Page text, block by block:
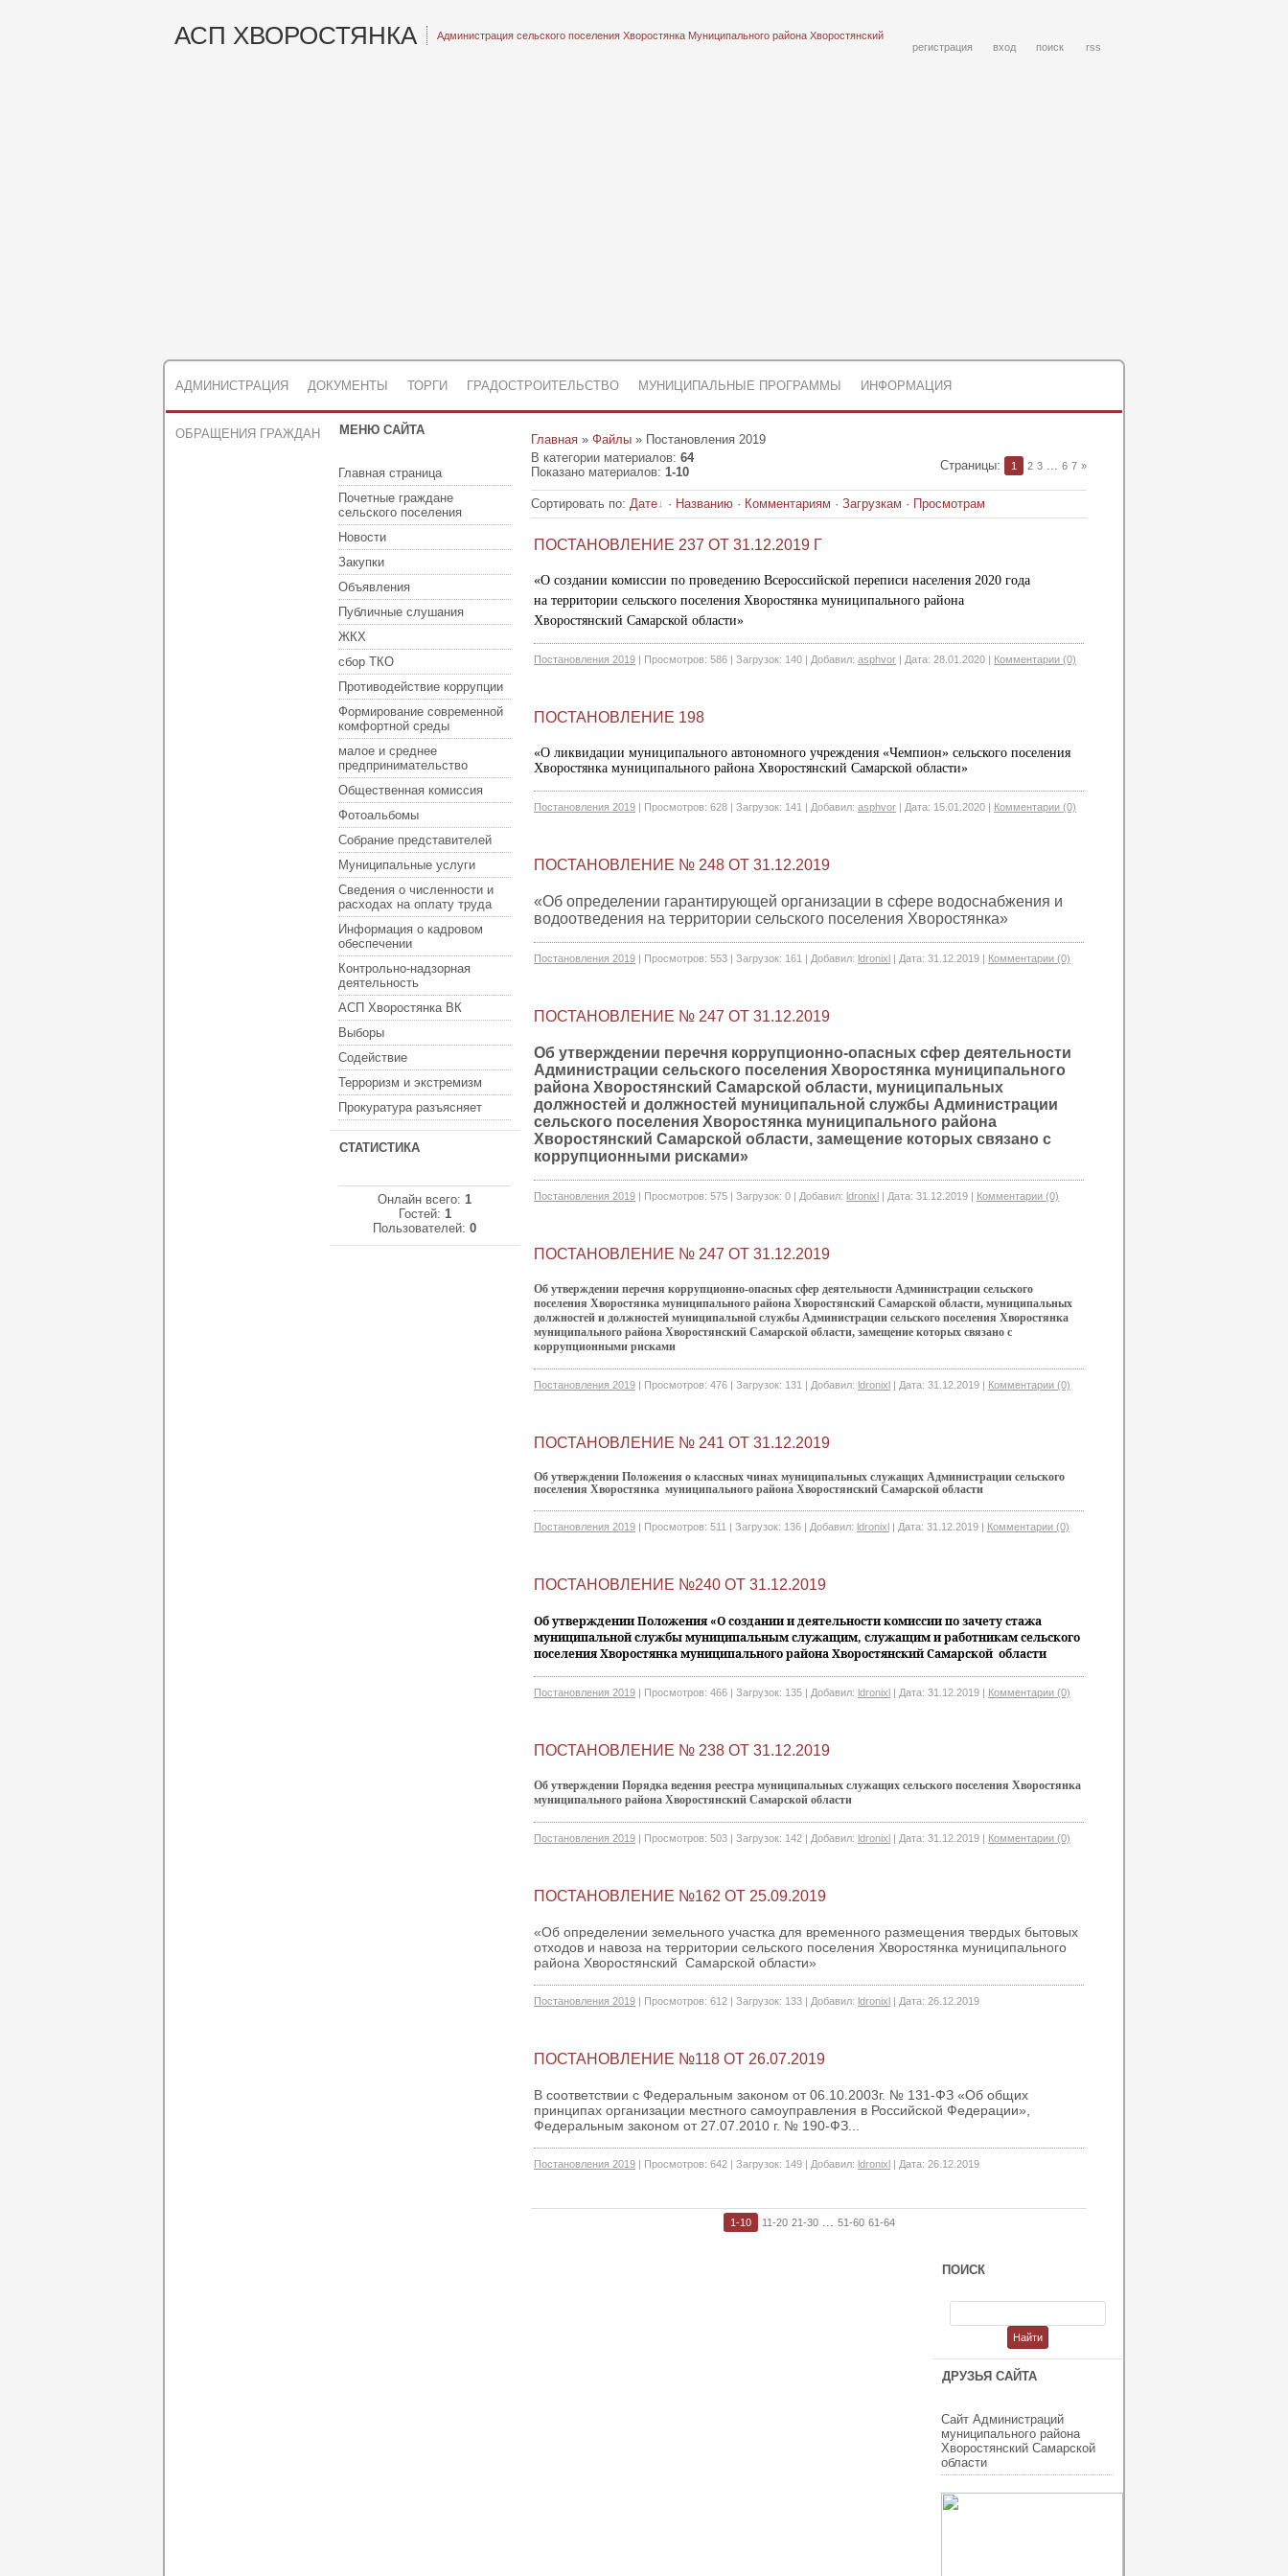
АСП ХВОРОСТЯНКА
Администрация сельского поселения Хворостянка Муниципального района Хворостянский
регистрация
вход поиск rss
АДМИНИСТРАЦИЯ ДОКУМЕНТЫ ТОРГИ ГРАДОСТРОИТЕЛЬСТВО МУНИЦИПАЛЬНЫЕ ПРОГРАММЫ ИНФОРМАЦИЯ
ОБРАЩЕНИЯ ГРАЖДАН МЕНЮ САЙТА
Главная страница
Почетные граждане
сельского поселения
Новости
Закупки
Объявления
Публичные слушания
ЖКХ
сбор ТКО
Противодействие коррупции
Формирование современной
комфортной среды
малое и среднее
предпринимательство
Общественная комиссия
Фотоальбомы
Собрание представителей
Муниципальные услуги
Сведения о численности и
расходах на оплату труда
Информация о кадровом
обеспечении
Контрольно-надзорная
деятельность
АСП Хворостянка ВК
Выборы
Содействие
Терроризм и экстремизм
Прокуратура разъясняет
СТАТИСТИКА
Онлайн всего: 1
Гостей: 1
Пользователей: 0
Главная » Файлы » Постановления 2019
В категории материалов: 64
Показано материалов: 1-10 Страницы: 1 2 3 6 7 »
Сортировать по: Дате · Названию · Комментариям · Загрузкам · Просмотрам
ПОСТАНОВЛЕНИЕ 237 ОТ 31.12.2019 Г
«О создании комиссии по проведению Всероссийской переписи населения 2020 года
на территории сельского поселения Хворостянка муниципального района
Хворостянский Самарской области»
Постановления 2019 | Просмотров: 586 | Загрузок: 140 | Добавил: asphvor | Дата: 28.01.2020 | Комментарии (0)
ПОСТАНОВЛЕНИЕ 198
«О ликвидации муниципального автономного учреждения «Чемпион» сельского поселения
Хворостянка муниципального района Хворостянский Самарской области»
Постановления 2019 | Просмотров: 628 | Загрузок: 141 | Добавил: asphvor | Дата: 15.01.2020 | Комментарии (0)
ПОСТАНОВЛЕНИЕ № 248 ОТ 31.12.2019
«Об определении гарантирующей организации в сфере водоснабжения и
водоотведения на территории сельского поселения Хворостянка»
Постановления 2019 | Просмотров: 553 | Загрузок: 161 | Добавил: ldronixl | Дата: 31.12.2019 | Комментарии (0)
ПОСТАНОВЛЕНИЕ № 247 ОТ 31.12.2019
Об утверждении перечня коррупционно-опасных сфер деятельности
Администрации сельского поселения Хворостянка муниципального
района Хворостянский Самарской области, муниципальных
должностей и должностей муниципальной службы Администрации
сельского поселения Хворостянка муниципального района
Хворостянский Самарской области, замещение которых связано с
коррупционными рисками»
Постановления 2019 | Просмотров: 575 | Загрузок: 0 | Добавил: ldronixl | Дата: 31.12.2019 | Комментарии (0)
ПОСТАНОВЛЕНИЕ № 247 ОТ 31.12.2019
Об утверждении перечня коррупционно-опасных сфер деятельности Администрации сельского
поселения Хворостянка муниципального района Хворостянский Самарской области, муниципальных
должностей и должностей муниципальной службы Администрации сельского поселения Хворостянка
муниципального района Хворостянский Самарской области, замещение которых связано с
коррупционными рисками
Постановления 2019 | Просмотров: 476 | Загрузок: 131 | Добавил: ldronixl | Дата: 31.12.2019 | Комментарии (0)
ПОСТАНОВЛЕНИЕ № 241 ОТ 31.12.2019
Об утверждении Положения о классных чинах муниципальных служащих Администрации сельского
поселения Хворостянка муниципального района Хворостянский Самарской области
Постановления 2019 | Просмотров: 511 | Загрузок: 136 | Добавил: ldronixl | Дата: 31.12.2019 | Комментарии (0)
ПОСТАНОВЛЕНИЕ №240 ОТ 31.12.2019
Об утверждении Положения «О создании и деятельности комиссии по зачету стажа
муниципальной службы муниципальным служащим, служащим и работникам сельского
поселения Хворостянка муниципального района Хворостянский Самарской области
Постановления 2019 | Просмотров: 466 | Загрузок: 135 | Добавил: ldronixl | Дата: 31.12.2019 | Комментарии (0)
ПОСТАНОВЛЕНИЕ № 238 ОТ 31.12.2019
Об утверждении Порядка ведения реестра муниципальных служащих сельского поселения Хворостянка
муниципального района Хворостянский Самарской области
Постановления 2019 | Просмотров: 503 | Загрузок: 142 | Добавил: ldronixl | Дата: 31.12.2019 | Комментарии (0)
ПОСТАНОВЛЕНИЕ №162 ОТ 25.09.2019
«Об определении земельного участка для временного размещения твердых бытовых
отходов и навоза на территории сельского поселения Хворостянка муниципального
района Хворостянский Самарской области»
Постановления 2019 | Просмотров: 612 | Загрузок: 133 | Добавил: ldronixl | Дата: 26.12.2019
ПОСТАНОВЛЕНИЕ №118 ОТ 26.07.2019
В соответствии с Федеральным законом от 06.10.2003г. № 131-ФЗ «Об общих
принципах организации местного самоуправления в Российской Федерации»,
Федеральным законом от 27.07.2010 г. № 190-ФЗ...
Постановления 2019 | Просмотров: 642 | Загрузок: 149 | Добавил: ldronixl | Дата: 26.12.2019
1-10 11-20 21-30 ... 51-60 61-64
ПОИСК
ДРУЗЬЯ САЙТА
Сайт Администраций
муниципального района
Хворостянский Самарской
области